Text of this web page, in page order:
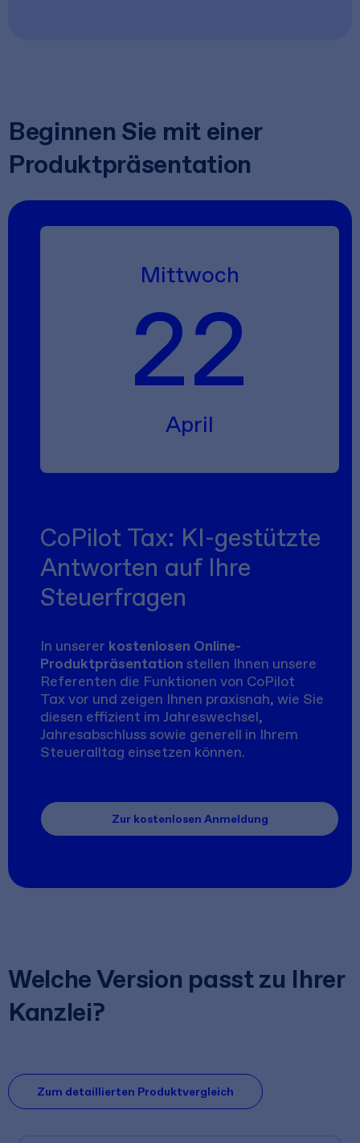
Beginnen Sie mit einer
Produktpräsentation
Mittwoch
22
April
CoPilot Tax: KI-gestützte
Antworten auf Ihre
Steuerfragen
In unserer kostenlosen Online-
Produktpräsentation stellen Ihnen unsere
Referenten die Funktionen von CoPilot
Tax vor und zeigen Ihnen praxisnah, wie Sie
diesen effizient im Jahreswechsel,
Jahresabschluss sowie generell in Ihrem
Steueralltag einsetzen können.
Zur kostenlosen Anmeldung
Welche Version passt zu Ihrer
Kanzlei?
Zum detaillierten Produktvergleich